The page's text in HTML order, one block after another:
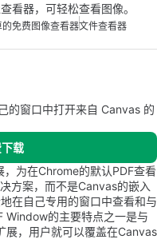
看器，可轻松查看图像。
的免费图像查看器文件查看器
的窗口中打开来自 Canvas 的
载
为在Chrome的默认PDF查看
方案，而不是Canvas的嵌入
在自己专用的窗口中查看和与
Window的主要特点之一是与
展，用户就可以覆盖在Canvas